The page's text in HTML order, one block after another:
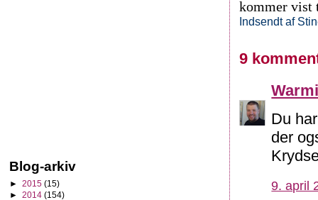
kommer vist
Indsendt af
9
Du
der
9. april
Blog-arkiv
► 2015 (15)
► 2014 (154)